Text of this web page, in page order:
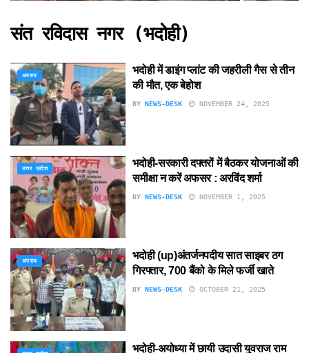
संत रविदास नगर (भदोही)
अपराध
भदोही में डाइंग प्लांट की जहरीली गैस से तीन
की मौत, एक बेहोश
BY NEWS-DESK NOVEMBER 24, 2025
उत्तर प्रदेश
भदोही-सरकारी दफ्तरों में बैठकर योजनाओं की
समीक्षा न करें अफसर : अरविंद शर्मा
BY NEWS-DESK NOVEMBER 1, 2025
अपराध
भदोही (up)अंतर्जनपदीय सात साइबर ठग
गिरफ्तार, 700 बैंको के मिले फर्जी खाते
BY NEWS-DESK OCTOBER 21, 2025
भदोही-अयोध्या में छायी उदासी युवराज राम